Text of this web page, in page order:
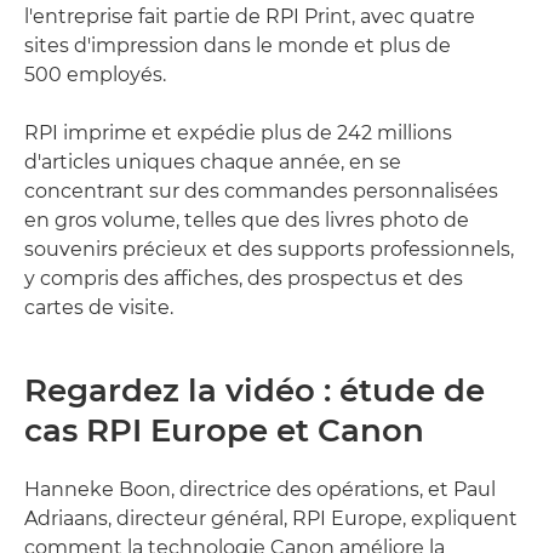
l'entreprise fait partie de RPI Print, avec quatre
sites d'impression dans le monde et plus de
500 employés.
RPI imprime et expédie plus de 242 millions
d'articles uniques chaque année, en se
concentrant sur des commandes personnalisées
en gros volume, telles que des livres photo de
souvenirs précieux et des supports professionnels,
y compris des affiches, des prospectus et des
cartes de visite.
Regardez la vidéo : étude de
cas RPI Europe et Canon
Hanneke Boon, directrice des opérations, et Paul
Adriaans, directeur général, RPI Europe, expliquent
comment la technologie Canon améliore la